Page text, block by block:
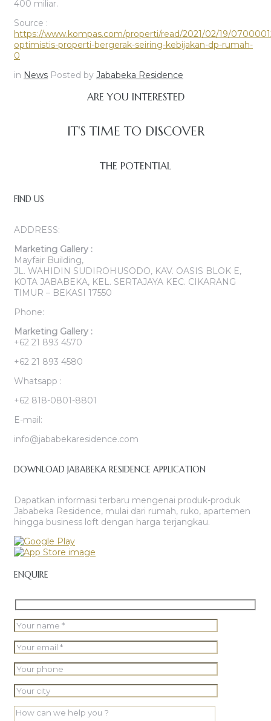
400 miliar.
Source :
https://www.kompas.com/properti/read/2021/02/19/
optimistis-properti-bergerak-seiring-kebijakan-dp-rumah-
0
in News Posted by Jababeka Residence
ARE YOU INTERESTED
IT'S TIME TO DISCOVER
THE POTENTIAL
FIND US
ADDRESS:
Marketing Gallery :
Mayfair Building,
JL. WAHIDIN SUDIROHUSODO, KAV. OASIS BLOK E,
KOTA JABABEKA, KEL. SERTAJAYA KEC. CIKARANG
TIMUR – BEKASI 17550
Phone:
Marketing Gallery :
+62 21 893 4570
+62 21 893 4580
Whatsapp :
+62 818-0801-8801
E-mail:
info@jababekaresidence.com
DOWNLOAD JABABEKA RESIDENCE APPLICATION
Dapatkan informasi terbaru mengenai produk-produk
Jababeka Residence, mulai dari rumah, ruko, apartemen
hingga business loft dengan harga terjangkau.
ENQUIRE